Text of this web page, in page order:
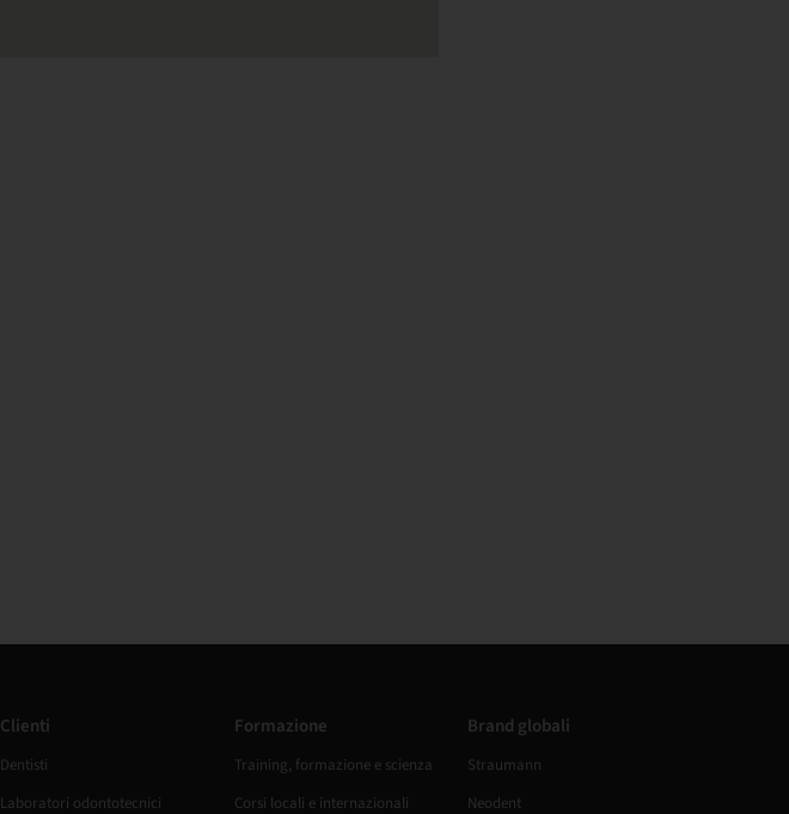
Clienti
Dentisti
Laboratori odontotecnici
Formazione
Training, formazione e scienza
Corsi locali e internazionali
Brand globali
Straumann
Neodent